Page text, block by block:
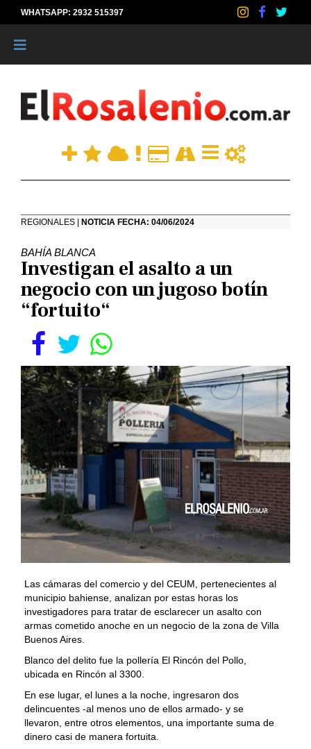
WHATSAPP: 2932 515397
REGIONALES | NOTICIA FECHA: 04/06/2024
BAHÍA BLANCA
Investigan el asalto a un
negocio con un jugoso botín
“fortuito“
Las cámaras del comercio y del CEUM, pertenecientes al
municipio bahiense, analizan por estas horas los
investigadores para tratar de esclarecer un asalto con
armas cometido anoche en un negocio de la zona de Villa
Buenos Aires.
Blanco del delito fue la pollería El Rincón del Pollo,
ubicada en Rincón al 3300.
En ese lugar, el lunes a la noche, ingresaron dos
delincuentes -al menos uno de ellos armado- y se
llevaron, entre otros elementos, una importante suma de
dinero casi de manera fortuita.